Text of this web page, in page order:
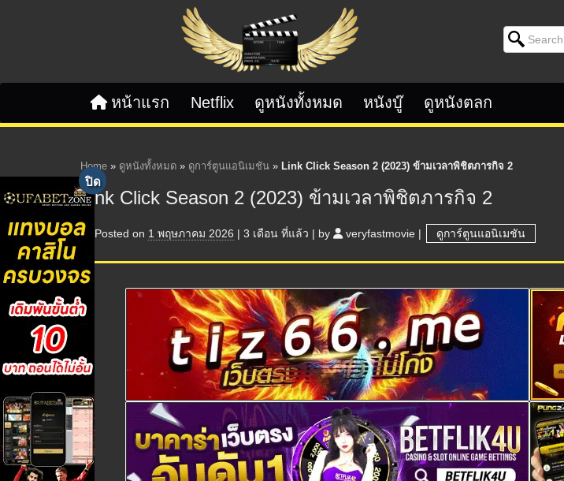
Search for:
หน้าแรก Netflix ดูหนังทั้งหมด หนังบู๊ ดูหนังตลก
Home » ดูหนังทั้งหมด » ดูการ์ตูนแอนิเมชัน » Link Click Season 2 (2023) ข้ามเวลาพิชิตภารกิจ 2
Link Click Season 2 (2023) ข้ามเวลาพิชิตภารกิจ 2
Posted on 1 พฤษภาคม 2026 | 3 เดือน ที่แล้ว | by veryfastmovie | ดูการ์ตูนแอนิเมชัน